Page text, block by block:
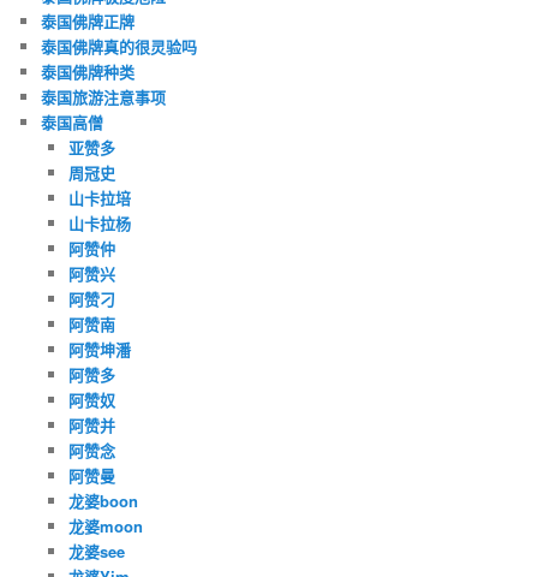
泰国佛牌正牌
泰国佛牌真的很灵验吗
泰国佛牌种类
泰国旅游注意事项
泰国高僧
亚赞多
周冠史
山卡拉培
山卡拉杨
阿赞仲
阿赞兴
阿赞刁
阿赞南
阿赞坤潘
阿赞多
阿赞奴
阿赞并
阿赞念
阿赞曼
龙婆boon
龙婆moon
龙婆see